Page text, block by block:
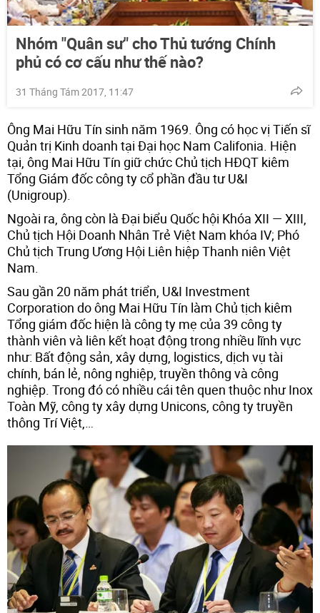
Nhóm "Quân sư" cho Thủ tướng Chính
phủ có cơ cấu như thế nào?
31 Tháng Tám 2017, 11:47
Ông Mai Hữu Tín sinh năm 1969. Ông có học vị Tiến sĩ
Quản trị Kinh doanh tại Đại học Nam Califonia. Hiện
tại, ông Mai Hữu Tín giữ chức Chủ tịch HĐQT kiêm
Tổng Giám đốc công ty cổ phần đầu tư U&I
(Unigroup).
Ngoài ra, ông còn là Đại biểu Quốc hội Khóa XII — XIII,
Chủ tịch Hội Doanh Nhân Trẻ Việt Nam khóa IV; Phó
Chủ tịch Trung Ương Hội Liên hiệp Thanh niên Việt
Nam.
Sau gần 20 năm phát triển, U&I Investment
Corporation do ông Mai Hữu Tín làm Chủ tịch kiêm
Tổng giám đốc hiện là công ty mẹ của 39 công ty
thành viên và liên kết hoạt động trong nhiều lĩnh vực
như: Bất động sản, xây dựng, logistics, dịch vụ tài
chính, bán lẻ, nông nghiệp, truyền thông và công
nghiệp. Trong đó có nhiều cái tên quen thuộc như Inox
Toàn Mỹ, công ty xây dựng Unicons, công ty truyền
thông Trí Việt,…